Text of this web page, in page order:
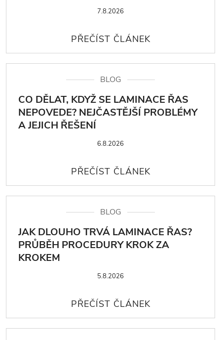
7.8.2026
BLOG
CO DĚLAT, KDYŽ SE LAMINACE ŘAS
NEPOVEDE? NEJČASTĚJŠÍ PROBLÉMY
A JEJICH ŘEŠENÍ
6.8.2026
BLOG
JAK DLOUHO TRVÁ LAMINACE ŘAS?
PRŮBĚH PROCEDURY KROK ZA
KROKEM
5.8.2026